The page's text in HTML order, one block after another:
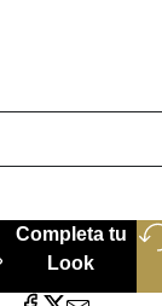
Completa tu
Look